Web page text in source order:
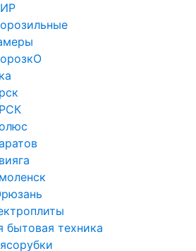
бытовая техника